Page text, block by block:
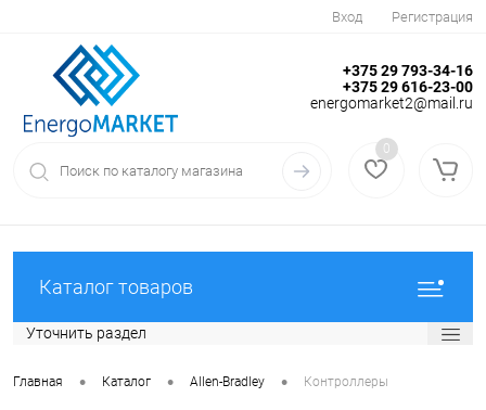
Вход Регистрация
+375 29 793-34-16
+375 29 616-23-00
energomarket2@mail.ru
0
Каталог товаров
Уточнить раздел
Главная • Каталог • Allen-Bradley • Контроллеры